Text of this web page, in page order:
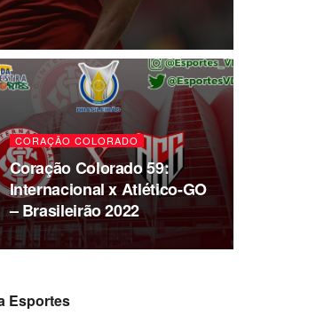
CORAÇÃO COLORADO
Coração Colorado 59:
Internacional x Atlético-GO
– Brasileirão 2022
Esportes